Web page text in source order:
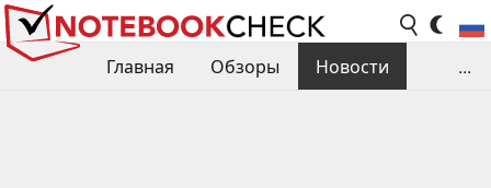
Главная Обзоры
Новости
...